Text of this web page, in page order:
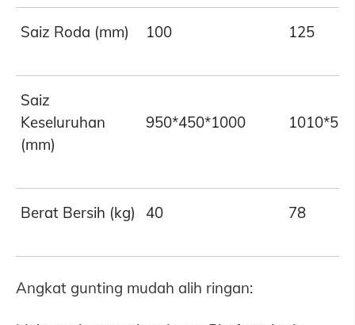
Saiz Roda (mm) 100 125
Saiz
Keseluruhan
(mm)
950*450*1000
Berat Bersih (kg) 40 78
Angkat gunting mudah alih ringan: